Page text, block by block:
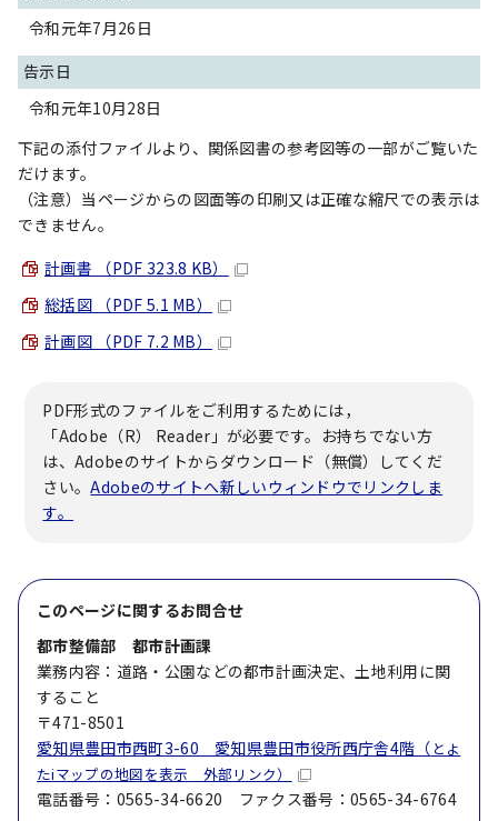
令和元年7月26日
告示日
令和元年10月28日
下記の添付ファイルより、関係図書の参考図等の一部がご覧いた
だけます。
（注意）当ページからの図面等の印刷又は正確な縮尺での表示は
できません。
計画書 （PDF 323.8 KB）
総括図 （PDF 5.1 MB）
計画図 （PDF 7.2 MB）
PDF形式のファイルをご利用するためには，
「Adobe（R） Reader」が必要です。お持ちでない方
は、Adobeのサイトからダウンロード（無償）してくだ
さい。Adobeのサイトへ新しいウィンドウでリンクしま
す。
このページに関するお問合せ
都市整備部 都市計画課
業務内容：道路・公園などの都市計画決定、土地利用に関
すること
〒471-8501
愛知県豊田市西町3-60 愛知県豊田市役所西庁舎4階（ とよ
たiマップの地図を表示 外部リンク）
電話番号：0565-34-6620 ファクス番号：0565-34-6764